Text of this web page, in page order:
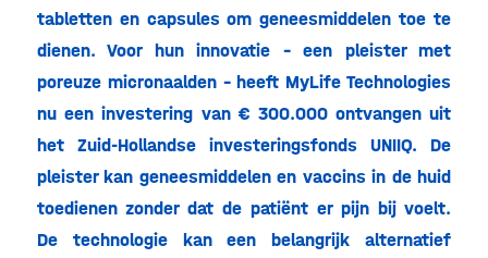
tabletten en capsules om geneesmiddelen toe te
dienen. Voor hun innovatie – een pleister met
poreuze micronaalden – heeft MyLife Technologies
nu een investering van € 300.000 ontvangen uit
het Zuid-Hollandse investeringsfonds UNIIQ. De
pleister kan geneesmiddelen en vaccins in de huid
toedienen zonder dat de patiënt er pijn bij voelt.
De technologie kan een belangrijk alternatief